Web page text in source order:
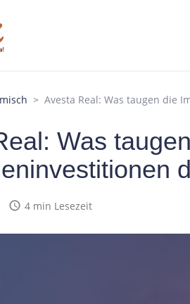
Avesta Real: Was taugen die
Was
access_time 4 min Lesezeit